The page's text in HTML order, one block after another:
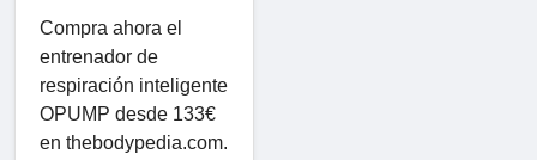
Compra ahora el
entrenador de
respiración inteligente
OPUMP desde 133€
en thebodypedia.com.